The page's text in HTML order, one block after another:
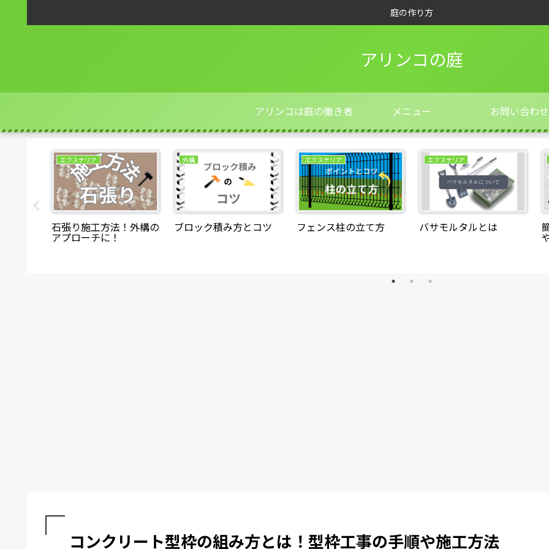
庭の作り方
アリンコの庭
アリンコは庭の働き者 メニュー お問い合わせ
エクステリア
石張り施工方法！外構の
アプローチに！
外構
ブロック積み方とコツ
エクステリア
フェンス柱の立て方
エクステリア
バサモルタルとは
コンクリート型枠の組み方とは！型枠工事の手順や施工方法